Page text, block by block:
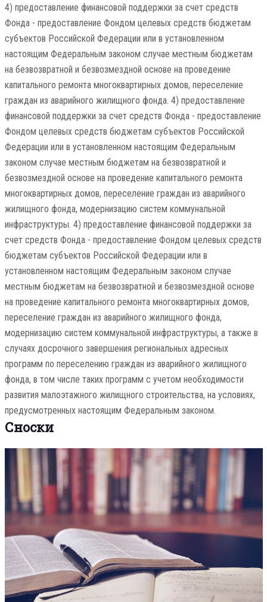
4) предоставление финансовой поддержки за счет средств
Фонда - предоставление Фондом целевых средств бюджетам
субъектов Российской Федерации или в установленном
настоящим Федеральным законом случае местным бюджетам
на безвозвратной и безвозмездной основе на проведение
капитального ремонта многоквартирных домов, переселение
граждан из аварийного жилищного фонда. 4) предоставление
финансовой поддержки за счет средств Фонда - предоставление
Фондом целевых средств бюджетам субъектов Российской
Федерации или в установленном настоящим Федеральным
законом случае местным бюджетам на безвозвратной и
безвозмездной основе на проведение капитального ремонта
многоквартирных домов, переселение граждан из аварийного
жилищного фонда, модернизацию систем коммунальной
инфраструктуры. 4) предоставление финансовой поддержки за
счет средств Фонда - предоставление Фондом целевых средств
бюджетам субъектов Российской Федерации или в
установленном настоящим Федеральным законом случае
местным бюджетам на безвозвратной и безвозмездной основе
на проведение капитального ремонта многоквартирных домов,
переселение граждан из аварийного жилищного фонда,
модернизацию систем коммунальной инфраструктуры, а также в
случаях досрочного завершения региональных адресных
программ по переселению граждан из аварийного жилищного
фонда, в том числе таких программ с учетом необходимости
развития малоэтажного жилищного строительства, на условиях,
предусмотренных настоящим Федеральным законом.
Сноски